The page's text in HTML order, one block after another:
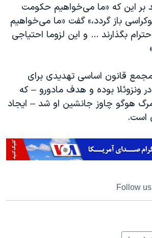
بر این که «ما می‌خواهیم حکومت
باز گردد،» گفت «ما می‌خواهیم
بگذارند ... و این لزوما احتیاجی
قانون اساسی تهدیدی برای
ونزوئلا بوده و هدف مادورو – که
ایجاد
است.
Follow us